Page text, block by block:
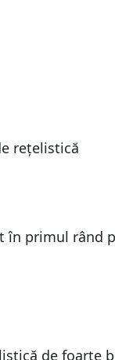
rețelistică
primul rând
de foarte